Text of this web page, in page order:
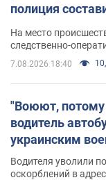
полиция
На место
следственно-
7.08.2026 18:40
"Воюют, потому
водитель
украинским
Водителя уволили
оскорблений в